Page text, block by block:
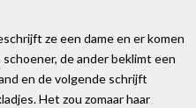
ze een dame en er komen
de ander beklimt een
en de volgende schrijft
Het zou zomaar haar